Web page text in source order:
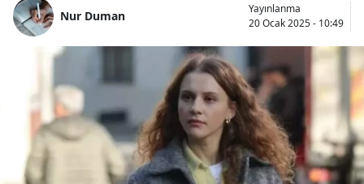
Nur Duman
Yayınlanma
20 Ocak 2025 - 10:49